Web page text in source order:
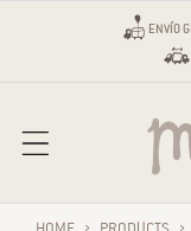
al contenido
ENVÍO